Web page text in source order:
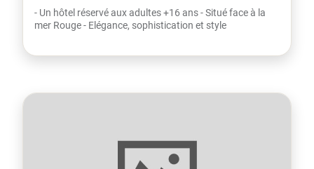
- Un hôtel réservé aux adultes +16 ans - Situé face à la
mer Rouge - Elégance, sophistication et style